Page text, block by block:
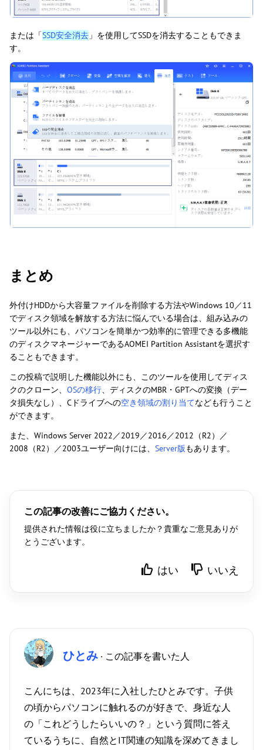
または「SSD安全消去 」を使用してSSDを消去することもできま
す。
まとめ
外付けHDDから大容量ファイルを削除する方法やWindows 10／11
でディスク領域を解放する方法に悩んでいる場合は、組み込みの
ツール以外にも、パソコンを簡単かつ効率的に管理できる多機能
のディスクマネージャーであるAOMEI Partition Assistantを選択す
ることもできます。
この投稿で説明した機能以外にも、このツールを使用してディス
クのクローン、 OSの移行、ディスクのMBR・GPTへの変換（デー
タ損失なし）、Cドライブへの空き領域の割り当てなども行うこと
ができます。
また、Windows Server 2022／2019／2016／2012（R2）／
2008（R2）／2003ユーザー向けには、 Server版もあります。
この記事の改善にご協力ください。
提供された情報は役に立ちましたか？貴重なご意見ありが
とうございます。
はい いいえ
ひとみ · この記事を書いた人
こんにちは、2023年に入社したひとみです。子供
の頃からパソコンに触れるのが好きで、身近な人
の「これどうしたらいいの？」という質問に答え
ているうちに、自然とIT関連の知識を深めてきまし